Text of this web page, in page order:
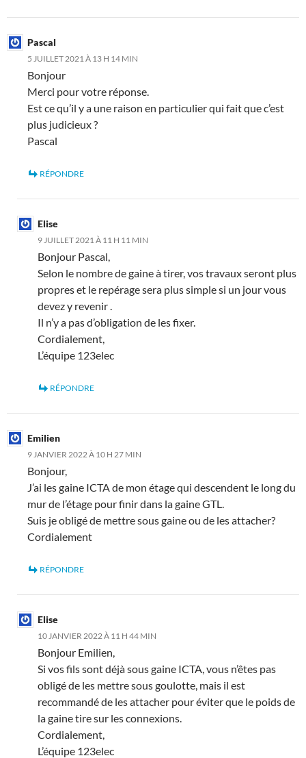
Pascal
5 JUILLET 2021 À 13 H 14 MIN
Bonjour
Merci pour votre réponse.
Est ce qu’il y a une raison en particulier qui fait que c’est
plus judicieux ?
Pascal
RÉPONDRE
Elise
9 JUILLET 2021 À 11 H 11 MIN
Bonjour Pascal,
Selon le nombre de gaine à tirer, vos travaux seront plus
propres et le repérage sera plus simple si un jour vous
devez y revenir .
Il n’y a pas d’obligation de les fixer.
Cordialement,
L’équipe 123elec
RÉPONDRE
Emilien
9 JANVIER 2022 À 10 H 27 MIN
Bonjour,
J’ai les gaine ICTA de mon étage qui descendent le long du
mur de l’étage pour finir dans la gaine GTL.
Suis je obligé de mettre sous gaine ou de les attacher?
Cordialement
RÉPONDRE
Elise
10 JANVIER 2022 À 11 H 44 MIN
Bonjour Emilien,
Si vos fils sont déjà sous gaine ICTA, vous n’êtes pas
obligé de les mettre sous goulotte, mais il est
recommandé de les attacher pour éviter que le poids de
la gaine tire sur les connexions.
Cordialement,
L’équipe 123elec